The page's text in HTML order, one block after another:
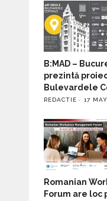
B:MAD –
prezintă
Bulevardele
REDACTIE 17
Romanian
Forum are loc